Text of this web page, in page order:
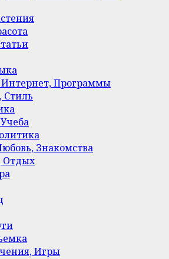
Программы
Стиль
Знакомства
Отдых
Игры